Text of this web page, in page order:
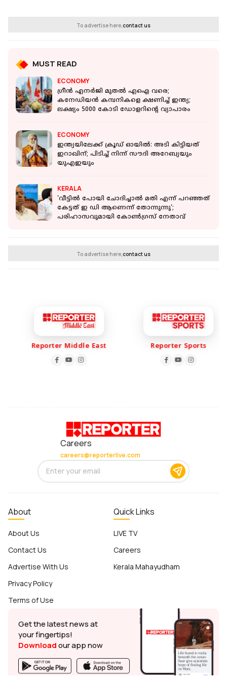
To advertise here,contact us
MUST READ
ECONOMY
ഗ്രീന്‍ എനര്‍ജി മുതല്‍ എഐ വരെ;
കനേഡിയന്‍ കമ്പനികളെ ക്ഷണിച്ച് ഇന്ത്യ;
ലക്ഷ്യം 5000 കോടി ഡോളറിന്റെ വ്യാപാരം
ECONOMY
ഇന്ത്യയിലേക്ക് ക്രൂഡ് ഓയില്‍: അടി കിട്ടിയത്
ഇറാഖിന്; പിടിച്ച് നിന്ന് സൗദി അറേബ്യയും
യുഎഇയും
KERALA
'വീട്ടില്‍ പോയി ചോദിച്ചാല്‍ മതി എന്ന് പറഞ്ഞത്
കേട്ടത് ഇ ഡി ആണെന്ന് തോന്നുന്നു';
പരിഹാസവുമായി കോണ്‍ഗ്രസ് നേതാവ്
To advertise here,contact us
Reporter Middle East Reporter Sports
Careers
careers@reporterlive.com
About
About Us
Contact Us
Advertise With Us
Privacy Policy
Terms of Use
Quick Links
LIVE TV
Careers
Kerala Mahayudham
Get the latest news at
your fingertips!
Downloadour app now